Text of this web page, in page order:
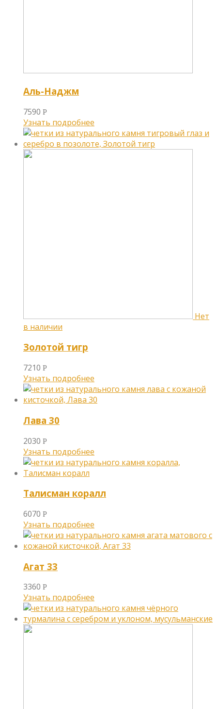
Аль-Наджм
7590 Р
Узнать подробнее
Золотой тигр
7210 Р
Узнать подробнее
Лава 30
2030 Р
Узнать подробнее
Талисман коралл
6070 Р
Узнать подробнее
Агат 33
3360 Р
Узнать подробнее